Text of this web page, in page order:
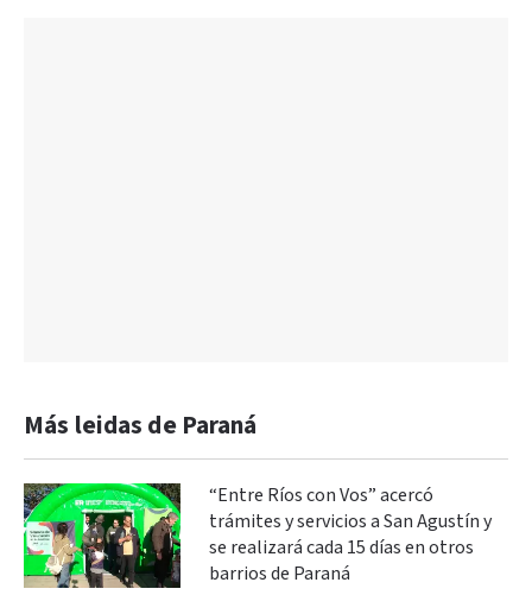
Más leidas de Paraná
“Entre Ríos con Vos” acercó
trámites y servicios a San Agustín y
se realizará cada 15 días en otros
barrios de Paraná